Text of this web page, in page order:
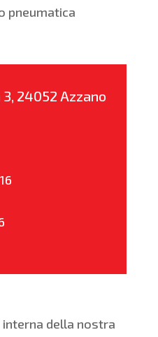
pneumatica
24052 Azzano
della nostra